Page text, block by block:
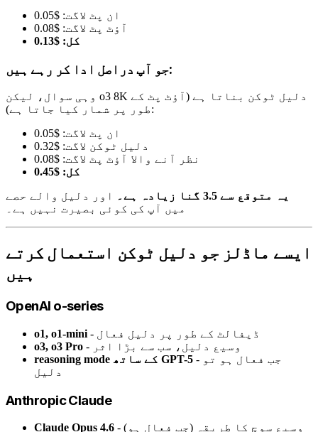
ان پٹ لاگت: $0.05
آؤٹ پٹ لاگت: $0.08
کل: $0.13
جو آپ دراصل ادا کر رہے ہیں:
وہی سوال، لیکن o3 8K دلیل ٹوکن بناتا ہے (آؤٹ پٹ کے
طور پر شمار کیا جاتا ہے):
ان پٹ لاگت: $0.05
دلیل ٹوکن لاگت: $0.32
نظر آنے والا آؤٹ پٹ لاگت: $0.08
کل: $0.45
یہ متوقع سے 3.5 گنا زیادہ ہے۔
اور دلیل والے حصے
میں آپ کی کوئی بصیرت نہیں ہے۔
ایسے ماڈلز جو دلیل ٹوکن استعمال کرتے
ہیں
OpenAI o-series
o1, o1-mini
- ڈیفالٹ کے طور پر دلیل فعال
o3, o3 Pro
- وسیع دلیل، سب سے بڑا اثر
reasoning mode کے ساتھ GPT-5 - جب فعال ہو تو
دلیل
Anthropic Claude
Claude Opus 4.6
- وسیع سوچ کا طریقہ (جب فعال ہو)